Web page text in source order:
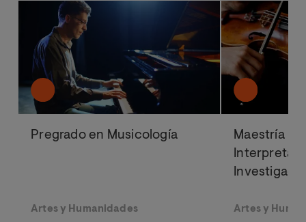
Pregrado en Musicología
Artes y Humanidades
Maestría
Artes y